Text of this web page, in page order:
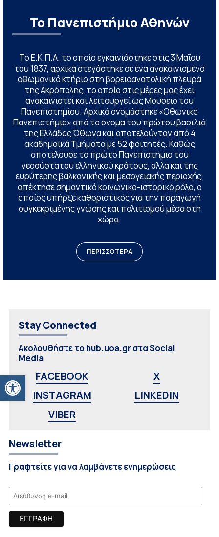
Ανοίξτε τη γραμμή εργαλείων
Το Πανεπιστήμιο Αθηνών
Το Ε.Κ.Π.Α. το οποίο εγκαινιάστηκε στις 3 Μαΐου
του 1837, αρχικά στεγάστηκε σε ένα ανακαινισμένο
οθωμανικό κτήριο στη βορειοανατολική πλευρά
της Ακρόπολης, το οποίο στις μέρες μας έχει
ανακαινιστεί και λειτουργεί ως Μουσείο του
Πανεπιστημίου. Αρχικά ονομάστηκε «Οθωνικό
Πανεπιστήμιο» από το όνομα του πρώτου βασιλιά
της Ελλάδας Όθωνα και αποτελούνταν από 4
ακαδημαϊκά Τμήματα με 52 φοιτητές. Καθώς
αποτελούσε το πρώτο Πανεπιστήμιο του
νεοσύστατου ελληνικού κράτους, αλλά και της
ευρύτερης βαλκανικής και μεσογειακής περιοχής,
απέκτησε σημαντικό κοινωνικο-ιστορικό ρόλο, ο
οποίος υπήρξε καθοριστικός για την παραγωγή
συγκεκριμένης γνώσης και πολιτισμού μέσα στη
χώρα.
ΠΕΡΙΣΣΟΤΕΡΑ
Stay Connected
Ακολουθήστε το hub.uoa.gr στα Social
Media
FACEBOOK
X
INSTAGRAM
LINKEDIN
VIBER
Newsletter
Γραφτείτε για να λαμβάνετε ενημερώσεις